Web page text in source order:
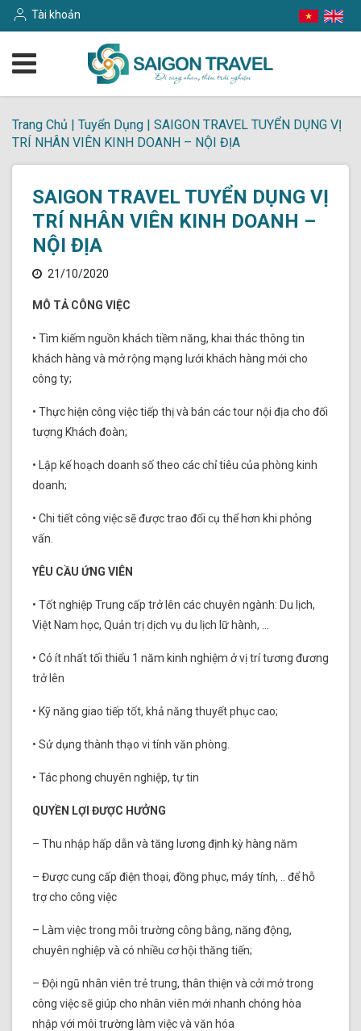
Tài khoản
Trang Chủ | Tuyển Dụng | SAIGON TRAVEL TUYỂN DỤNG VỊ
TRÍ NHÂN VIÊN KINH DOANH – NỘI ĐỊA
SAIGON TRAVEL TUYỂN DỤNG VỊ
TRÍ NHÂN VIÊN KINH DOANH –
NỘI ĐỊA
21/10/2020
MÔ TẢ CÔNG VIỆC
• Tìm kiếm nguồn khách tiềm năng, khai thác thông tin
khách hàng và mở rộng mạng lưới khách hàng mới cho
công ty;
• Thực hiện công việc tiếp thị và bán các tour nội địa cho đối
tượng Khách đoàn;
• Lập kế hoạch doanh số theo các chỉ tiêu của phòng kinh
doanh;
• Chi tiết công việc sẽ được trao đổi cụ thể hơn khi phỏng
vấn.
YÊU CẦU ỨNG VIÊN
• Tốt nghiệp Trung cấp trở lên các chuyên ngành: Du lịch,
Việt Nam học, Quản trị dịch vụ du lịch lữ hành, …
• Có ít nhất tối thiểu 1 năm kinh nghiệm ở vị trí tương đương
trở lên
• Kỹ năng giao tiếp tốt, khả năng thuyết phục cao;
• Sử dụng thành thạo vi tính văn phòng.
• Tác phong chuyên nghiệp, tự tin
QUYỀN LỢI ĐƯỢC HƯỞNG
– Thu nhập hấp dẫn và tăng lương định kỳ hàng năm
– Được cung cấp điện thoại, đồng phục, máy tính, .. để hỗ
trợ cho công việc
– Làm việc trong môi trường công bằng, năng động,
chuyên nghiệp và có nhiều cơ hội thăng tiến;
– Đội ngũ nhân viên trẻ trung, thân thiện và cởi mở trong
công việc sẽ giúp cho nhân viên mới nhanh chóng hòa
nhập với môi trường làm việc và văn hóa